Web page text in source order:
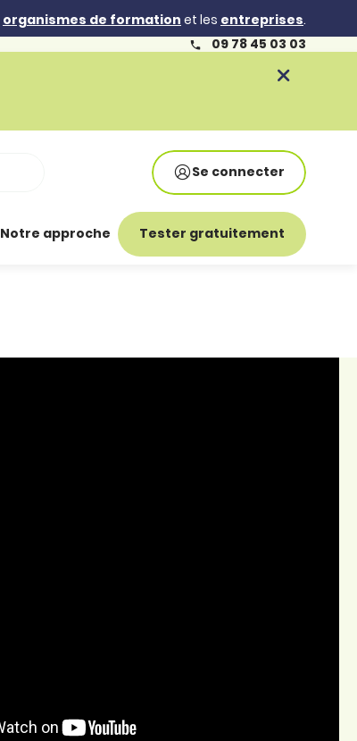
organismes de formation et les entreprises.
09 78 45 03 03
Se connecter
Notre approche Tester gratuitement